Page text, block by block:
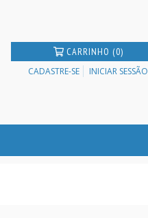
CARRINHO (0)
CADASTRE-SE INICIAR SESSÃO